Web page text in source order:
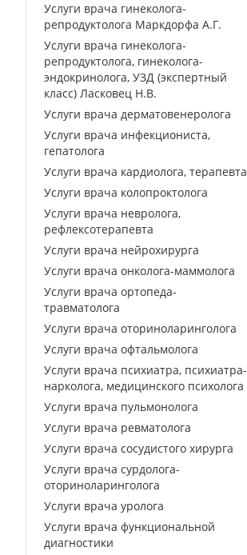
Услуги врача гинеколога-
репродуктолога Маркдорфа А.Г.
Услуги врача гинеколога-
репродуктолога, гинеколога-
эндокринолога, УЗД (экспертный
класс) Ласковец Н.В.
Услуги врача дерматовенеролога
Услуги врача инфекциониста,
гепатолога
Услуги врача кардиолога, терапевта
Услуги врача колопроктолога
Услуги врача невролога,
рефлексотерапевта
Услуги врача нейрохирурга
Услуги врача онколога-маммолога
Услуги врача ортопеда-
травматолога
Услуги врача оториноларинголога
Услуги врача офтальмолога
Услуги врача психиатра, психиатра-
нарколога, медицинского психолога
Услуги врача пульмонолога
Услуги врача ревматолога
Услуги врача сосудистого хирурга
Услуги врача сурдолога-
оториноларинголога
Услуги врача уролога
Услуги врача функциональной
диагностики